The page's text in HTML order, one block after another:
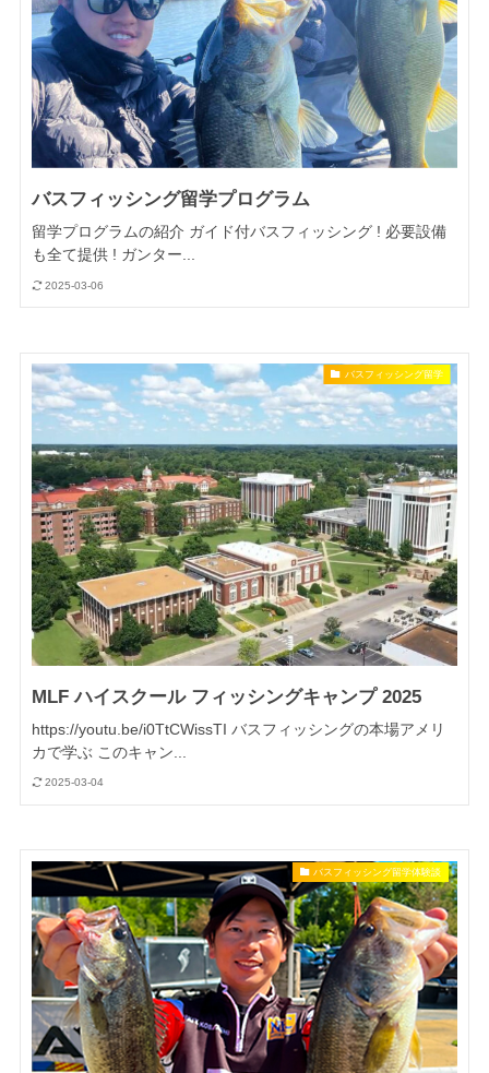
バスフィッシング留学プログラム
留学プログラムの紹介 ガイド付バスフィッシング ! 必要設備
も全て提供 ! ガンター...
2025-03-06
バスフィッシング留学
MLF ハイスクール フィッシングキャンプ 2025
https://youtu.be/i0TtCWissTI バスフィッシングの本場アメリ
カで学ぶ このキャン...
2025-03-04
バスフィッシング留学体験談